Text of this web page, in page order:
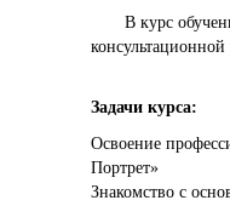
В курс
Задачи курса:
Освоение
Портрет»
Знакомство с